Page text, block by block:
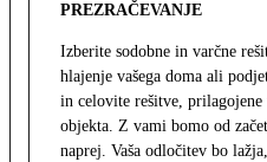
PREZRAČEVANJE
Izberite sodobne in varčne
hlajenje vašega doma ali
in celovite rešitve,
objekta. Z vami bomo od
naprej. Vaša odločitev bo